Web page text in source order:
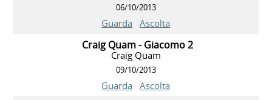
06/10/2013
Guarda Ascolta
Craig Quam - Giacomo 2
Craig Quam
09/10/2013
Guarda Ascolta